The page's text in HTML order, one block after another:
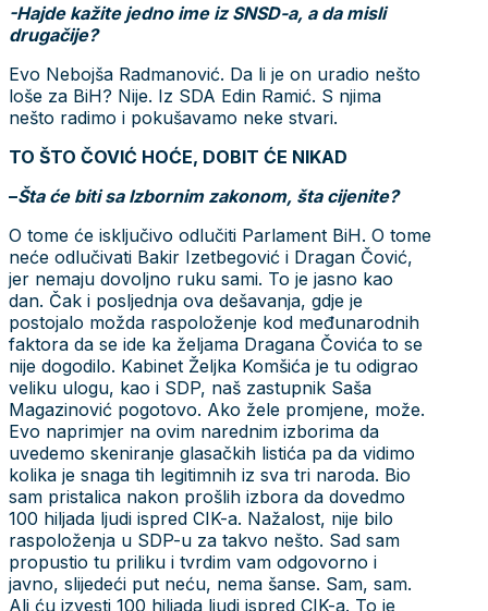
-Hajde kažite jedno ime iz SNSD-a, a da misli
drugačije?
Evo Nebojša Radmanović. Da li je on uradio nešto
loše za BiH? Nije. Iz SDA Edin Ramić. S njima
nešto radimo i pokušavamo neke stvari.
TO ŠTO ČOVIĆ HOĆE, DOBIT ĆE NIKAD
–Šta će biti sa Izbornim zakonom, šta cijenite?
O tome će isključivo odlučiti Parlament BiH. O tome
neće odlučivati Bakir Izetbegović i Dragan Čović,
jer nemaju dovoljno ruku sami. To je jasno kao
dan. Čak i posljednja ova dešavanja, gdje je
postojalo možda raspoloženje kod međunarodnih
faktora da se ide ka željama Dragana Čovića to se
nije dogodilo. Kabinet Željka Komšića je tu odigrao
veliku ulogu, kao i SDP, naš zastupnik Saša
Magazinović pogotovo. Ako žele promjene, može.
Evo naprimjer na ovim narednim izborima da
uvedemo skeniranje glasačkih listića pa da vidimo
kolika je snaga tih legitimnih iz sva tri naroda. Bio
sam pristalica nakon prošlih izbora da dovedmo
100 hiljada ljudi ispred CIK-a. Nažalost, nije bilo
raspoloženja u SDP-u za takvo nešto. Sad sam
propustio tu priliku i tvrdim vam odgovorno i
javno, slijedeći put neću, nema šanse. Sam, sam.
Ali ću izvesti 100 hiljada ljudi ispred CIK-a. To je